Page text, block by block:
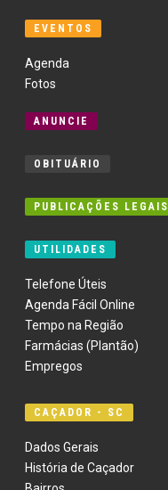
EVENTOS
Agenda
Fotos
ANUNCIE
OBITUÁRIO
PUBLICAÇÕES LEGAIS
UTILIDADES
Telefone Úteis
Agenda Fácil Online
Tempo na Região
Farmácias (Plantão)
Empregos
CAÇADOR - SC
Dados Gerais
História de Caçador